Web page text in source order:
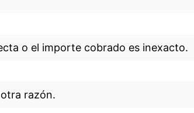
o el importe cobrado es inexacto.
razón.